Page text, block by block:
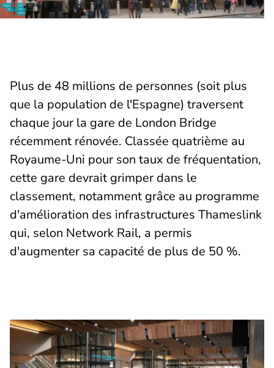
Plus de 48 millions de personnes (soit plus
que la population de l'Espagne) traversent
chaque jour la gare de London Bridge
récemment rénovée. Classée quatrième au
Royaume-Uni pour son taux de fréquentation,
cette gare devrait grimper dans le
classement, notamment grâce au programme
d'amélioration des infrastructures Thameslink
qui, selon Network Rail, a permis
d'augmenter sa capacité de plus de 50 %.